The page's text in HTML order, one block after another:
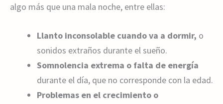
algo más que una mala noche, entre ellas:
Llanto inconsolable cuando va a dormir, o
sonidos extraños durante el sueño.
Somnolencia extrema o falta de energía
durante el día, que no corresponde con la edad.
Problemas en el crecimiento o